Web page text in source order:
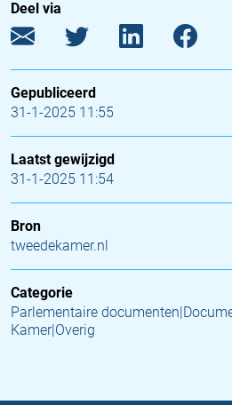
Deel via
Gepubliceerd
31-1-2025 11:55
Laatst gewijzigd
31-1-2025 11:54
Bron
tweedekamer.nl
Categorie
Parlementaire
Kamer|Overig